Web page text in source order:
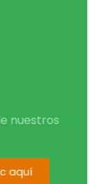
nuestros
aquí